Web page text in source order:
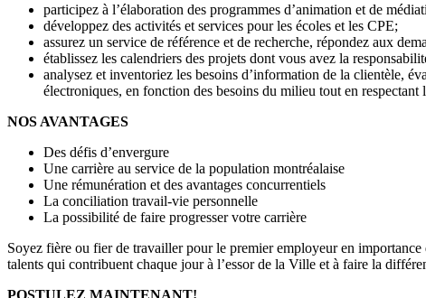
participez à l’élaboration des programmes d’animation et de
développez des activités et services pour les écoles et les CPE;
assurez un service de référence et de recherche, répondez aux
établissez les calendriers des projets dont vous avez la
analysez et inventoriez les besoins d’information de la clientèle,
électroniques, en fonction des besoins du milieu tout en respectant
NOS AVANTAGES
Des défis d’envergure
Une carrière au service de la population montréalaise
Une rémunération et des avantages concurrentiels
La conciliation travail-vie personnelle
La possibilité de faire progresser votre carrière
Soyez fière ou fier de travailler pour le premier employeur en
talents qui contribuent chaque jour à l’essor de la Ville et à faire la
POSTULEZ MAINTENANT!